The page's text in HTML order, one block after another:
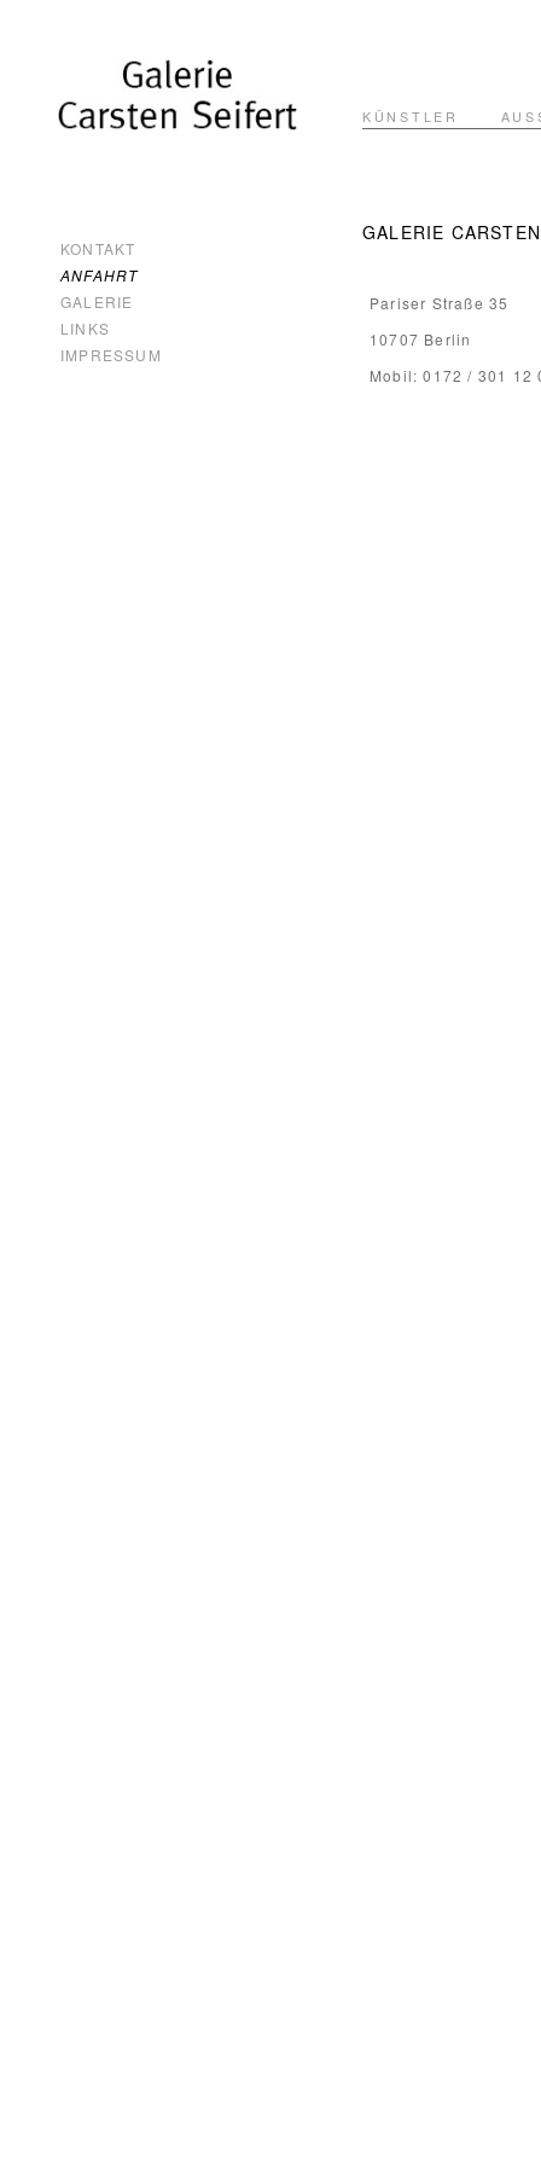
KÜNSTLER
KONTAKT
ANFAHRT
GALERIE
LINKS
IMPRESSUM
GALERIE
Pariser Straße 35
10707 Berlin
Mobil: 0172 / 301 12